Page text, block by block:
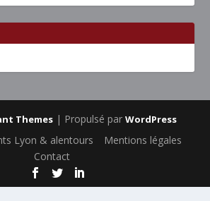
Themes| Propulsé par WordPress
Lyon & alentours
Mentions légales
Contact